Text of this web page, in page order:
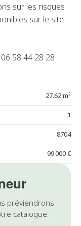
préviendrons
catalogue.
sur les risques
sur le site
58 44 28 28
27.62 m²
1
8704
99 000 €